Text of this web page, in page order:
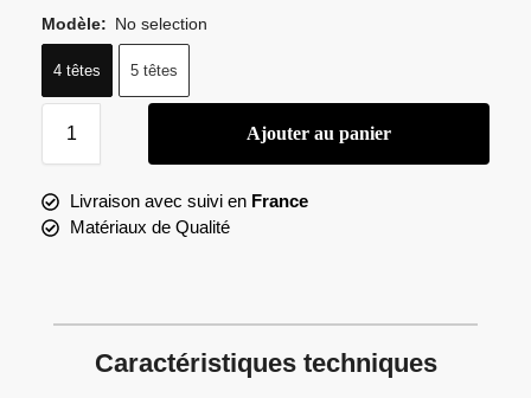
Modèle: No selection
4 têtes 5 têtes
Ajouter au panier
Livraison avec suivi en France
Matériaux de Qualité
Caractéristiques techniques